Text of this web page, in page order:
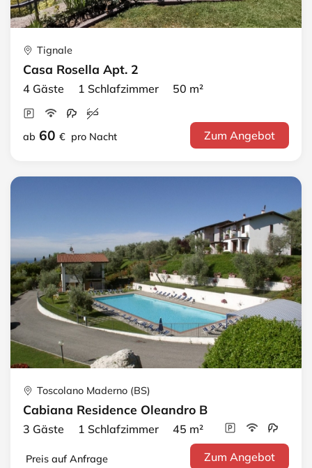
Tignale
Casa Rosella Apt. 2
4 Gäste 1 Schlafzimmer 50 m²
ab 60 € pro Nacht Zum Angebot
Toscolano Maderno (BS)
Cabiana Residence Oleandro B
3 Gäste 1 Schlafzimmer 45 m²
Preis auf Anfrage Zum Angebot